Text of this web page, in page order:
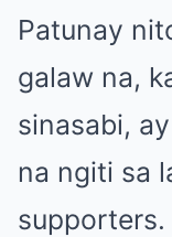
Patunay
galaw na,
sinasabi,
na ngiti sa
supporters.